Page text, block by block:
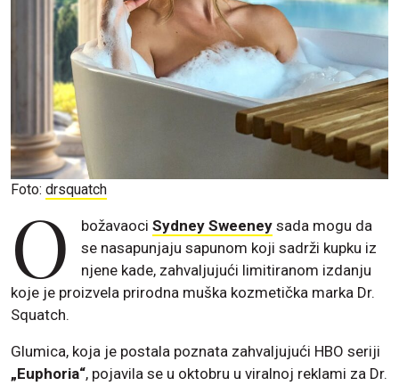
Foto: drsquatch
O božavaociSydney Sweeney sada mogu da
se nasapunjaju sapunom koji sadrži kupku iz
njene kade, zahvaljujući limitiranom izdanju
koje je proizvela prirodna muška kozmetička marka Dr.
Squatch.
Glumica, koja je postala poznata zahvaljujući HBO seriji
„Euphoria“, pojavila se u oktobru u viralnoj reklami za Dr.